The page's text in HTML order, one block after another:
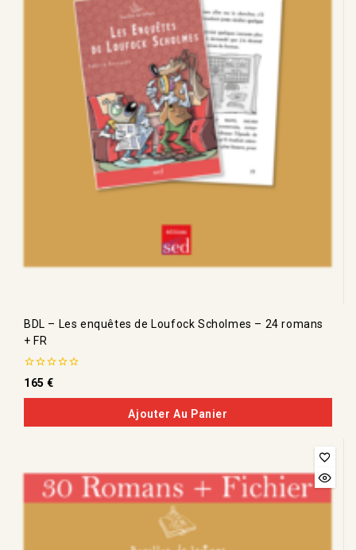
BDL – Les enquêtes de Loufock Scholmes – 24 romans
+ FR
0
de
5
165€
Ajouter Au Panier